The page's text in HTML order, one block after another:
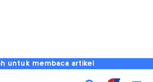
untuk membaca artikel